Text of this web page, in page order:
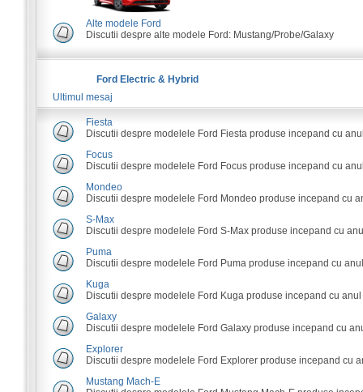
Alte modele Ford
Discutii despre alte modele Ford: Mustang/Probe/Galaxy
Ford Electric & Hybrid
Ultimul mesaj
Fiesta
Discutii despre modelele Ford Fiesta produse incepand cu
Focus
Discutii despre modelele Ford Focus produse incepand cu
Mondeo
Discutii despre modelele Ford Mondeo produse incepand cu
S-Max
Discutii despre modelele Ford S-Max produse incepand cu
Puma
Discutii despre modelele Ford Puma produse incepand cu
Kuga
Discutii despre modelele Ford Kuga produse incepand cu
Galaxy
Discutii despre modelele Ford Galaxy produse incepand cu
Explorer
Discutii despre modelele Ford Explorer produse incepand cu
Mustang Mach-E